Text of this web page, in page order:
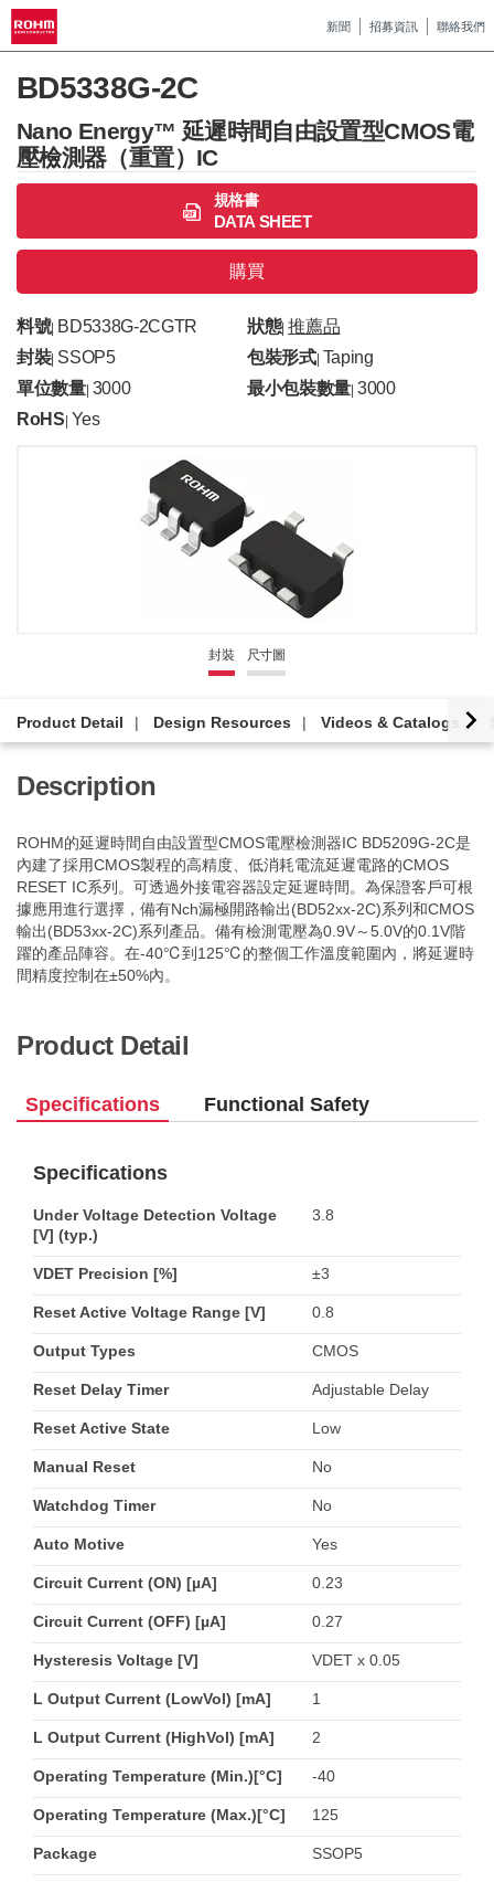
新聞 招募資訊 聯絡我們
BD5338G-2C
Nano Energy™ 延遲時間自由設置型CMOS電
壓檢測器（重置）IC
規格書
DATA SHEET
購買
料號| BD5338G-2CGTR 狀態|推薦品
封裝| SSOP5 包裝形式| Taping
單位數量| 3000 最小包裝數量 |3000
RoHS Yes
封裝 尺寸圖
Product Detail Design Resources Videos & Catalogs
Description
ROHM的延遲時間自由設置型CMOS電壓檢測器IC BD5209G-2C是
內建了採用CMOS製程的高精度、低消耗電流延遲電路的CMOS
RESET IC系列。可透過外接電容器設定延遲時間。為保證客戶可根
據應用進行選擇，備有Nch漏極開路輸出(BD52xx-2C)系列和CMOS
輸出(BD53xx-2C)系列產品。備有檢測電壓為0.9V～5.0V的0.1V階
躍的產品陣容。在-40℃到125℃的整個工作溫度範圍內，將延遲時
間精度控制在±50%內。
Product Detail
Specifications Functional Safety
Specifications
Under Voltage Detection Voltage
[V] (typ.)
3.8
VDET Precision [%] ±3
Reset Active Voltage Range [V] 0.8
Output Types CMOS
Reset Delay Timer Adjustable Delay
Reset Active State Low
Manual Reset No
Watchdog Timer No
Auto Motive Yes
Circuit Current (ON) [µA] 0.23
Circuit Current (OFF) [µA] 0.27
Hysteresis Voltage [V] VDET x 0.05
L Output Current (LowVol) [mA] 1
L Output Current (HighVol) [mA] 2
Operating Temperature (Min.)[°C] -40
Operating Temperature (Max.)[°C] 125
Package SSOP5